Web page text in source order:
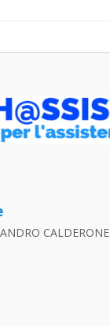
CALDERONE